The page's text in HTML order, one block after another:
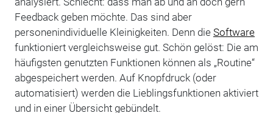
Feedback geben möchte. Das sind aber
personenindividuelle Kleinigkeiten. Denn die Software
funktioniert vergleichsweise gut. Schön gelöst: Die am
häufigsten genutzten Funktionen können als „Routine“
abgespeichert werden. Auf Knopfdruck (oder
automatisiert) werden die Lieblingsfunktionen aktiviert
und in einer Übersicht gebündelt.